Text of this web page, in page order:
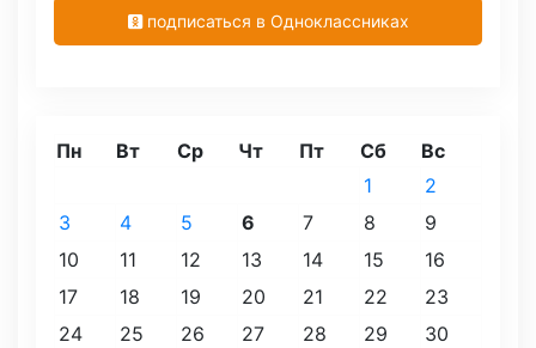
подписаться в Одноклассниках
Пн Вт Ср Чт Пт Сб Вс
1
2
3
4 5 6 7 8
9
10
11 12 13 14 15
16
17
18 19 20 21 22
23
24
25 26 27 28 29
30